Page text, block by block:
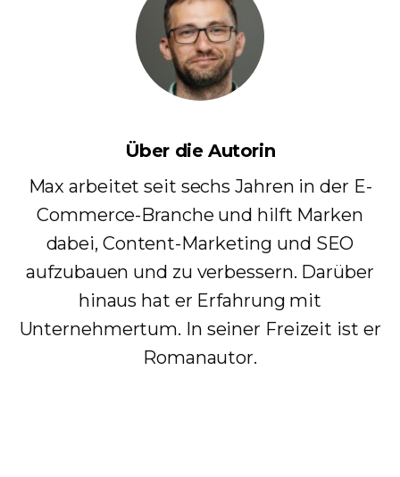
Über die Autorin
Max arbeitet seit sechs Jahren in der E-
Commerce-Branche und hilft Marken
dabei, Content-Marketing und SEO
aufzubauen und zu verbessern. Darüber
hinaus hat er Erfahrung mit
Unternehmertum. In seiner Freizeit ist er
Romanautor.